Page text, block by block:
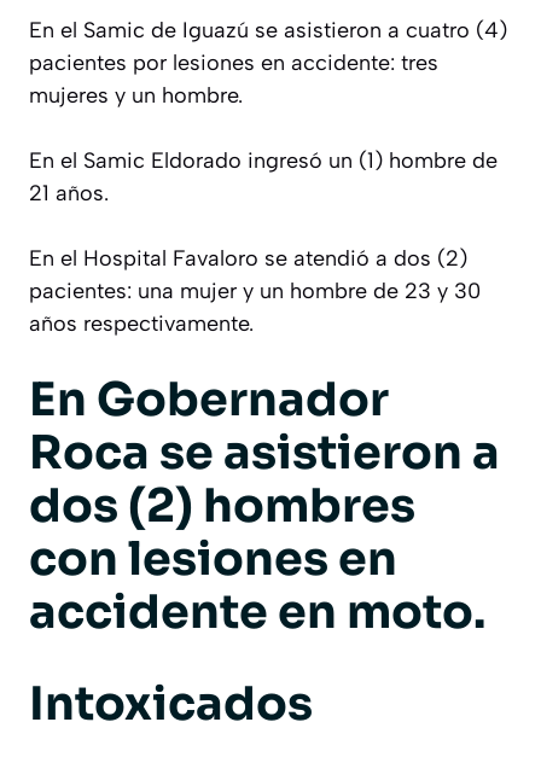
En el Samic de Iguazú se asistieron a cuatro (4)
pacientes por lesiones en accidente: tres
mujeres y un hombre.
En el Samic Eldorado ingresó un (1) hombre de
21 años.
En el Hospital Favaloro se atendió a dos (2)
pacientes: una mujer y un hombre de 23 y 30
años respectivamente.
En Gobernador
Roca se asistieron a
dos (2) hombres
con lesiones en
accidente en moto.
Intoxicados